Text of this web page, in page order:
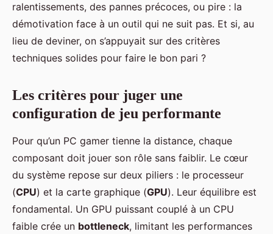
ralentissements, des pannes précoces, ou pire : la
démotivation face à un outil qui ne suit pas. Et si, au
lieu de deviner, on s’appuyait sur des critères
techniques solides pour faire le bon pari ?
Les critères pour juger une
configuration de jeu performante
Pour qu’un PC gamer tienne la distance, chaque
composant doit jouer son rôle sans faiblir. Le cœur
du système repose sur deux piliers : le processeur
(CPU) et la carte graphique (GPU). Leur équilibre est
fondamental. Un GPU puissant couplé à un CPU
faible crée un bottleneck, limitant les performances